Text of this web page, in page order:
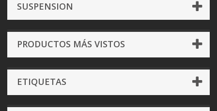
SUSPENSION
PRODUCTOS MÁS VISTOS
ETIQUETAS